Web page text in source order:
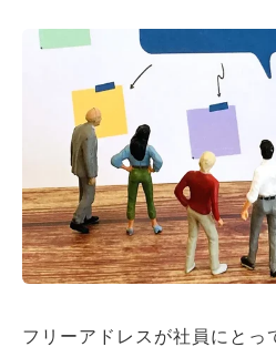
フリーアドレスが社員にとっ